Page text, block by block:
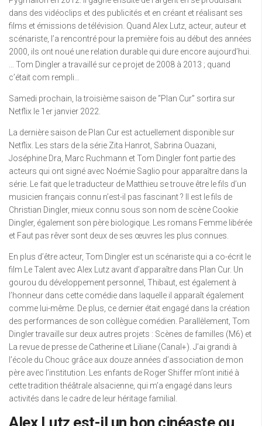
dans des vidéoclips et des publicités et en créant et réalisant ses
films et émissions de télévision. Quand Alex Lutz, acteur, auteur et
scénariste, l’a rencontré pour la première fois au début des années
2000, ils ont noué une relation durable qui dure encore aujourd’hui.
… Tom Dingler a travaillé sur ce projet de 2008 à 2013 ; quand
c’était com rempli…
Samedi prochain, la troisième saison de “Plan Cur” sortira sur
Netflix le 1er janvier 2022.
La dernière saison de Plan Cur est actuellement disponible sur
Netflix. Les stars de la série Zita Hanrot, Sabrina Ouazani,
Joséphine Dra, Marc Ruchmann et Tom Dingler font partie des
acteurs qui ont signé avec Noémie Saglio pour apparaître dans la
série. Le fait que le traducteur de Matthieu se trouve être le fils d’un
musicien français connu n’est-il pas fascinant ? Il est le fils de
Christian Dingler, mieux connu sous son nom de scène Cookie
Dingler, également son père biologique. Les romans Femme libérée
et Faut pas rêver sont deux de ses œuvres les plus connues.
En plus d’être acteur, Tom Dingler est un scénariste qui a co-écrit le
film Le Talent avec Alex Lutz avant d’apparaître dans Plan Cur. Un
gourou du développement personnel, Thibaut, est également à
l’honneur dans cette comédie dans laquelle il apparaît également
comme lui-même. De plus, ce dernier était engagé dans la création
des performances de son collègue comédien. Parallèlement, Tom
Dingler travaille sur deux autres projets : Scènes de familles (M6) et
La revue de presse de Catherine et Liliane (Canal+). J’ai grandi à
l’école du Chouc grâce aux douze années d’association de mon
père avec l’institution. Les enfants de Roger Shiffer m’ont initié à
cette tradition théâtrale alsacienne, qui m’a engagé dans leurs
activités dans le cadre de leur héritage familial.